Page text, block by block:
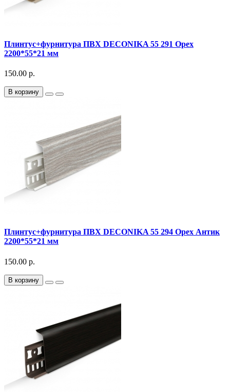
Плинтус+фурнитура ПВХ DECONIKA 55 291 Орех
2200*55*21 мм
150.00 р.
В корзину
Плинтус+фурнитура ПВХ DECONIKA 55 294 Орех Антик
2200*55*21 мм
150.00 р.
В корзину